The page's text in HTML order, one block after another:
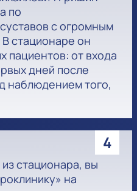
по
с огромным
стационаре он
пациентов: от входа
дней после
наблюдением того,
4
стационара, вы
на